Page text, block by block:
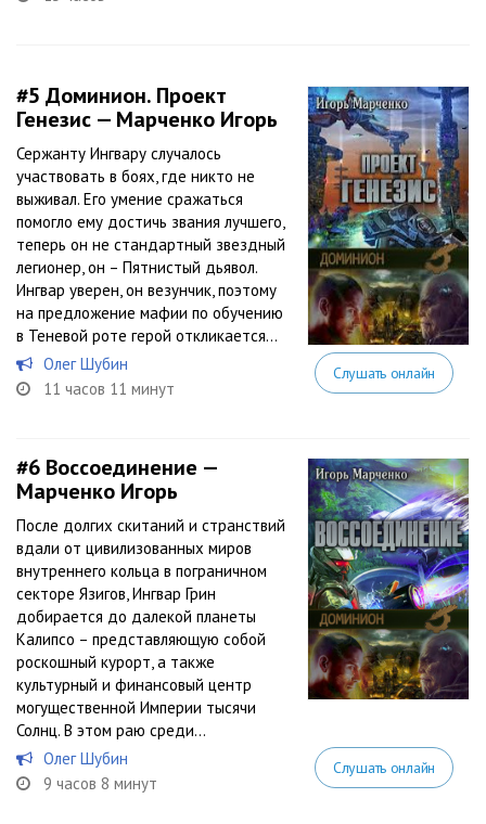
#5 Доминион. Проект
Генезис — Марченко Игорь
Сержанту Ингвару случалось
участвовать в боях, где никто не
выживал. Его умение сражаться
помогло ему достичь звания лучшего,
теперь он не стандартный звездный
легионер, он – Пятнистый дьявол.
Ингвар уверен, он везунчик, поэтому
на предложение мафии по обучению
в Теневой роте герой откликается...
Олег Шубин
11 часов 11 минут
Слушать онлайн
#6 Воссоединение —
Марченко Игорь
После долгих скитаний и странствий
вдали от цивилизованных миров
внутреннего кольца в пограничном
секторе Язигов, Ингвар Грин
добирается до далекой планеты
Калипсо – представляющую собой
роскошный курорт, а также
культурный и финансовый центр
могущественной Империи тысячи
Солнц. В этом раю среди...
Олег Шубин
9 часов 8 минут
Слушать онлайн